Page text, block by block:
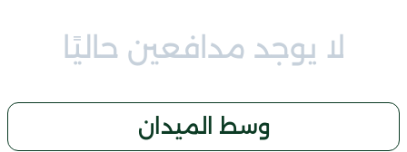
لا يوجد مدافعين حاليًا
وسط الميدان